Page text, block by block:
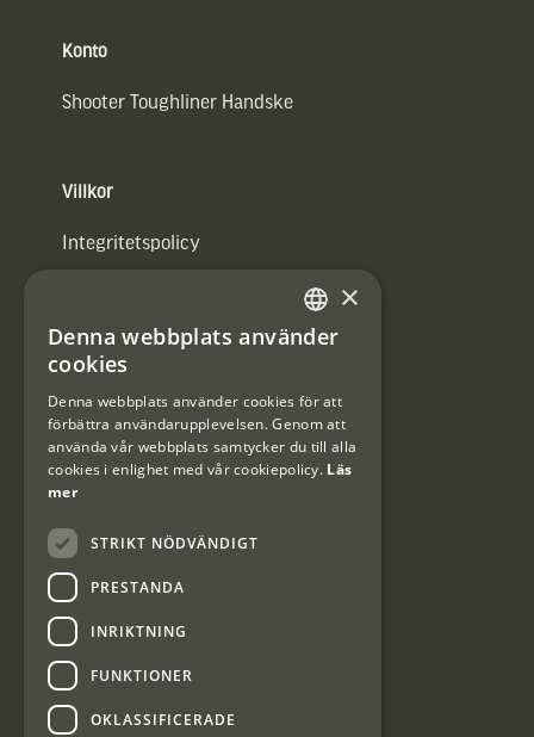
Konto
Shooter Toughliner Handske
Villkor
Integritetspolicy
#Interjaktfamily
Kundklubb
Information om kundklubben.
Interjakt Sweden AB, Årjäng
SWEDISH
×
Denna webbplats använder
cookies
Denna webbplats använder cookies för att
förbättra användarupplevelsen. Genom att
använda vår webbplats samtycker du till alla
cookies i enlighet med vår cookiepolicy. Läs
mer
STRIKT NÖDVÄNDIGT
PRESTANDA
INRIKTNING
FUNKTIONER
OKLASSIFICERADE